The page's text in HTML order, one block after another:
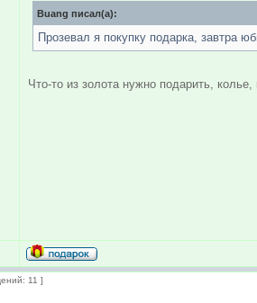
Buang писал(а):
Прозевал я покупку подарка, завтра
Что-то из золота нужно подарить,
11 ]